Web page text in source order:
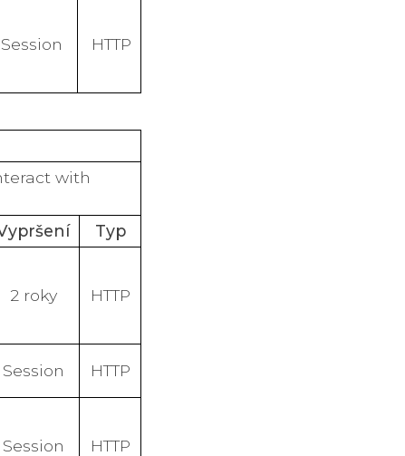
Session HTTP
with
Typ
2 roky HTTP
Session HTTP
Session HTTP